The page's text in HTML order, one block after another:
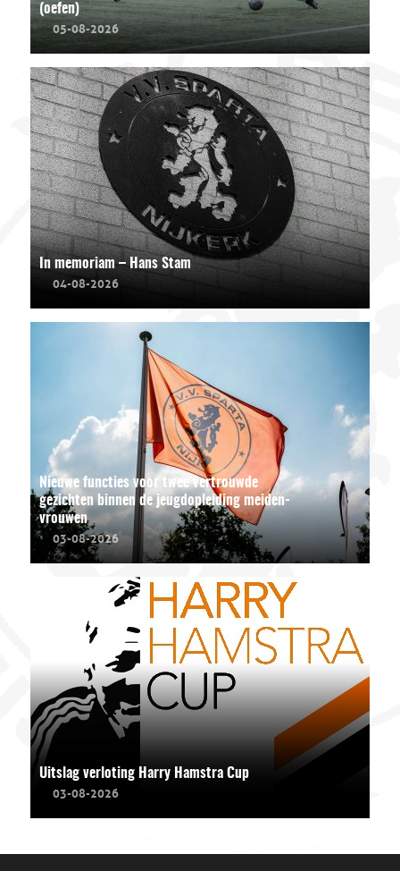
(oefen)
05-08-2026
In memoriam – Hans Stam
04-08-2026
Nieuwe functies voor twee vertrouwde
gezichten binnen de jeugdopleiding meiden-
vrouwen
03-08-2026
Uitslag verloting Harry Hamstra Cup
03-08-2026